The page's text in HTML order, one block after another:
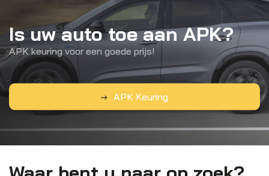
VSR Merkspecialist
Gespecialiseerd in Renault
Is uw auto toe aan APK?
APK keuring voor een goede prijs!
APK Keuring
Vind uw ideale auto
Bekijk hier onze occasions
Occasions